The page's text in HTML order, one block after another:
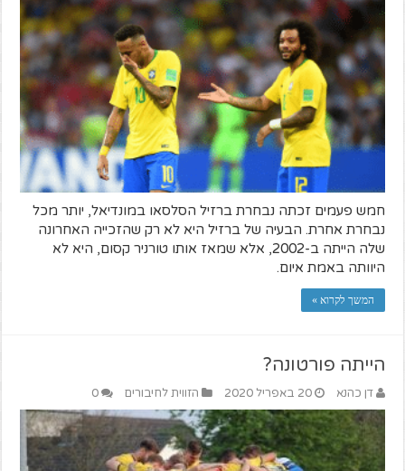
חמש פעמים זכתה נבחרת ברזיל הסלסאו במונדיאל, יותר מכל
נבחרת אחרת. הבעיה של ברזיל היא לא רק שהזכייה האחרונה
שלה הייתה ב-2002, אלא שמאז אותו טורניר קסום, היא לא
היוותה באמת איום.
המשך לקרוא »
הייתה פורטונה?
דן כהנא 20 באפריל 2020 הזווית לחיבורים 0